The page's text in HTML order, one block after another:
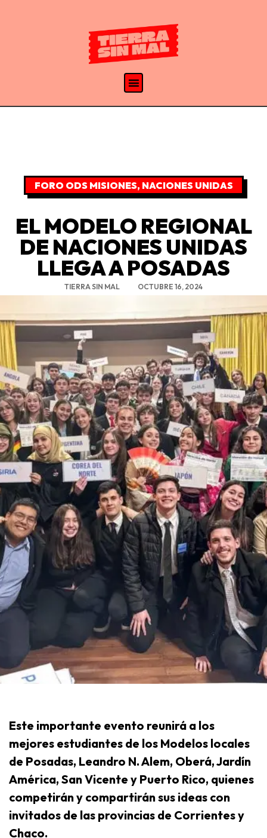
FORO ODS MISIONES, NACIONES UNIDAS
EL MODELO REGIONAL
DE NACIONES UNIDAS
LLEGA A POSADAS
TIERRA SIN MAL OCTUBRE 16, 2024
Este importante evento reunirá a los
mejores estudiantes de los Modelos locales
de Posadas, Leandro N. Alem, Oberá, Jardín
América, San Vicente y Puerto Rico, quienes
competirán y compartirán sus ideas con
invitados de las provincias de Corrientes y
Chaco.